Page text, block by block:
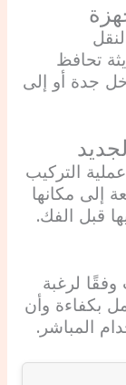
تحافظ
جدة أو إلى
التركيب
إلى مكانها
قبل الفك.
وفقًا لرغبة
بكفاءة وأن
المباشر.